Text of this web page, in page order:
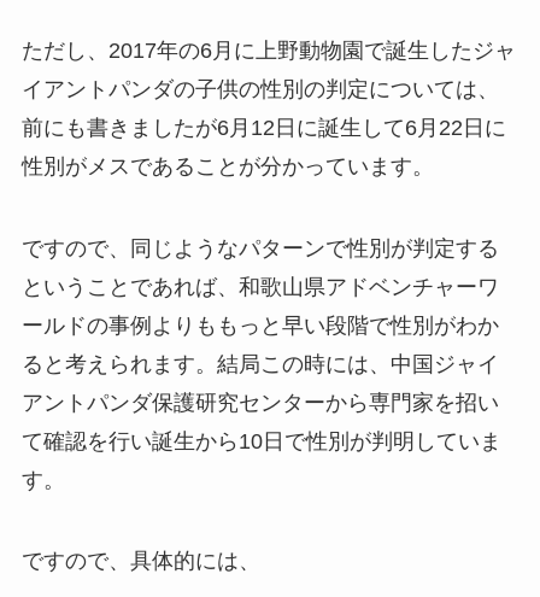
ただし、2017年の6月に上野動物園で誕生したジャ
イアントパンダの子供の性別の判定については、
前にも書きましたが6月12日に誕生して6月22日に
性別がメスであることが分かっています。
ですので、同じようなパターンで性別が判定する
ということであれば、和歌山県アドベンチャーワ
ールドの事例よりももっと早い段階で性別がわか
ると考えられます。結局この時には、中国ジャイ
アントパンダ保護研究センターから専門家を招い
て確認を行い誕生から10日で性別が判明していま
す。
ですので、具体的には、